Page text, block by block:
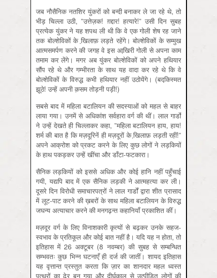
जब नौसैनिक नतशिर युंकरों को बन्दी बनाकर ले जा रहे थे, तो
भीड़ चिल्ला उठी, ”उत्तेज़क! ग़द्दार! हत्यारे!” उसी दिन सुबह
प्रत्येक युंकर ने यह शपथ ली थी कि वे एक गोली शेष रह जाने
तक बोल्शेविकों के खि़लाफ़ लड़ते रहेंगे। बोल्शेविकों के सम्मुख
आत्मसमर्पण करने की जगह वे इस आखि़री गोली से अपना काम
तमाम कर लेंगे। मगर अब युंकर बोल्शेविकों को अपने हथियार
सौंप रहे थे और गम्भीरता के साथ यह वादा कर रहे थे कि वे
बोल्शेविकों के विरुद्ध कभी हथियार नहीं उठोयेंगे। (बदकि़स्मत
झूठे! उन्हें अपनी क़सम तोड़नी पड़ी!)
सबसे बाद में महिला बटालियन की सदस्याओं को महल से बाहर
लाया गया। उनमें से अधिकांश सर्वहारा वर्ग की थीं। लाल गार्डों
ने उन्हें देखते ही चिल्लाकर कहा, ”महिला बटालियन हाय, हाय!
शर्म की बात है कि मज़दूरिनें ही मज़दूरों के खि़लाफ़ लड़ती रहीं!”
अपने आक्रोश को प्रकट करने के लिए कुछ लोगों ने लड़कियों
के हाथ पकड़कर उन्हें खींचा और डाँटा-फटकारा।
सैनिक लड़कियों को इससे अधिक और कोई हानि नहीं पहुँचाई
गयी, यद्यपि बाद में एक सैनिक लड़की ने आत्महत्या कर ली।
दूसरे दिन विरोधी समाचारपत्रों ने लाल गार्डों द्वारा शीत प्रासाद
में लूट-पाट करने की ख़बरों के साथ महिला बटालियन के विरुद्ध
जघन्य अत्याचार करने की मनगढ़न्त कहानियाँ प्रकाशित कीं।
मज़दूर वर्ग के लिए विनाशकारी कृत्यों से बढ़कर उनके सहज-
स्वभाव के प्रतिकूल और कोई बात नहीं है। यदि यह न होता, तो
इतिहास में 26 अक्टूबर (8 नवम्बर) की सुबह से सम्बन्धित
सम्भवतः कुछ भिन्न घटनाएँ ही दर्ज की जातीं। शायद इतिहास
यह वृत्तान्त प्रस्तुत करता कि ज़ार का शानदार महल ध्वस्त
पत्थरों का ढेर बन गया और दीर्घकाल से उत्पीड़ित लोगों की